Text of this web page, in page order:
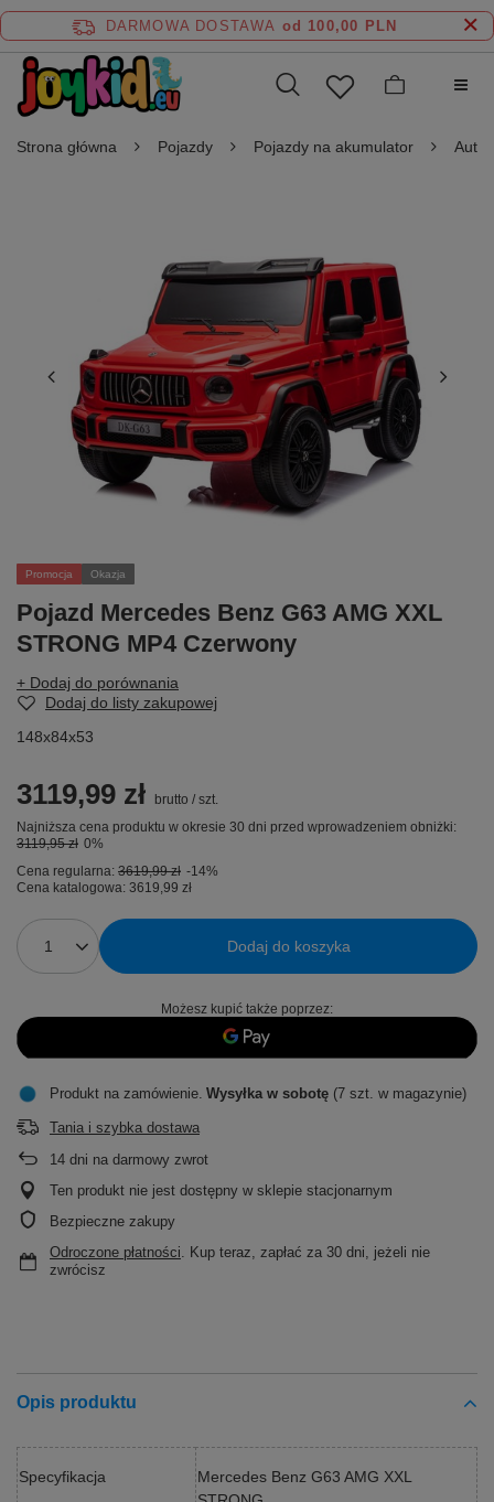
DARMOWA DOSTAWA od 100,00 PLN
Strona główna Pojazdy Pojazdy na akumulator Auta
Promocja Okazja
Pojazd Mercedes Benz G63 AMG XXL
STRONG MP4 Czerwony
+ Dodaj do porównania
Dodaj do listy zakupowej
148x84x53
3119,99 zł brutto / szt.
Najniższa cena produktu w okresie 30 dni przed wprowadzeniem obniżki:
3119,95 zł 0%
Cena regularna: 3619,99 zł -14%
Cena katalogowa: 3619,99 zł
Dodaj do koszyka
Możesz kupić także poprzez:
Produkt na zamówienie Wysyłka w sobotę (7 szt. w magazynie)
Tania i szybka dostawa
14 dni na darmowy zwrot
Ten produkt nie jest dostępny w sklepie stacjonarnym
Bezpieczne zakupy
Odroczone płatności. Kup teraz, zapłać za 30 dni, jeżeli nie
zwrócisz
Opis produktu
Specyfikacja
Mercedes Benz G63 AMG XXL